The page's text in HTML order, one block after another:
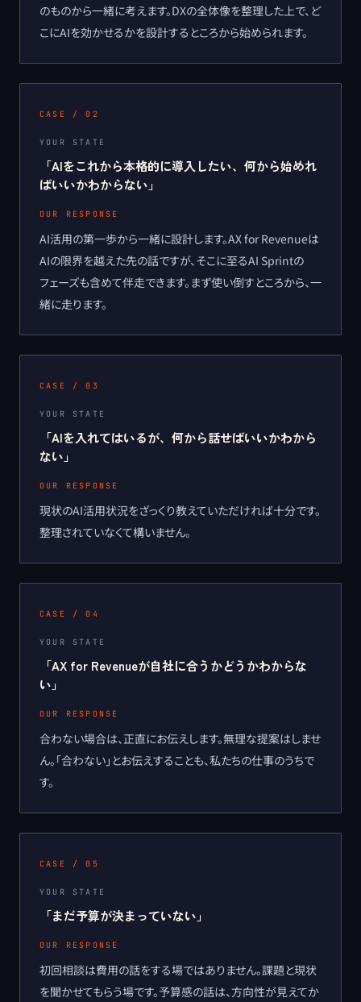
のものから一緒に考えます。DXの全体像を整理した上で、ど
こにAIを効かせるかを設計するところから始められます。
CASE /02
YOUR STATE
「AIをこれから本格的に導入したい、何から始めれ
ばいいかわからない 」
OUR RESPONSE
AI活用の第一歩から一緒に設計します。AX for Revenueは
AIの限界を越えた先の話ですが、そこに至るAI Sprintの
フェーズも含めて伴走できます。まず使い倒すところから、一
緒に走ります。
CASE /03
YOUR STATE
「AIを入れてはいるが、何から話せばいいかわから
ない 」
OUR RESPONSE
現状のAI活用状況をざっくり教えていただければ十分です。
整理されていなくて構いません。
CASE /04
YOUR STATE
「AX for Revenueが自社に合うかどうかわからな
い 」
OUR RESPONSE
合わない場合は、正直にお伝えします。無理な提案はしませ
ん。「合わない」とお伝えすることも、私たちの仕事のうちで
す。
CASE /05
YOUR STATE
「まだ予算が決まっていない 」
OUR RESPONSE
初回相談は費用の話をする場ではありません。課題と現状
を聞かせてもらう場です。予算感の話は、方向性が見えてか